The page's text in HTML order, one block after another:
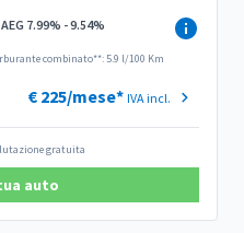
7.99% - 9.54%
combinato**: 5.9 l/100 Km
€ 225/mese* IVA incl.
gratuita
auto